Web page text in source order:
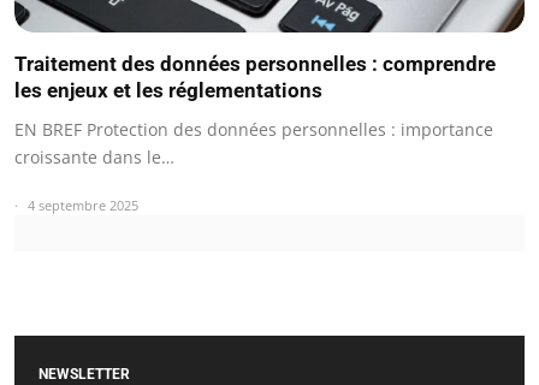
Traitement des données personnelles : comprendre
les enjeux et les réglementations
EN BREF Protection des données personnelles : importance
croissante dans le…
4 septembre 2025
NEWSLETTER